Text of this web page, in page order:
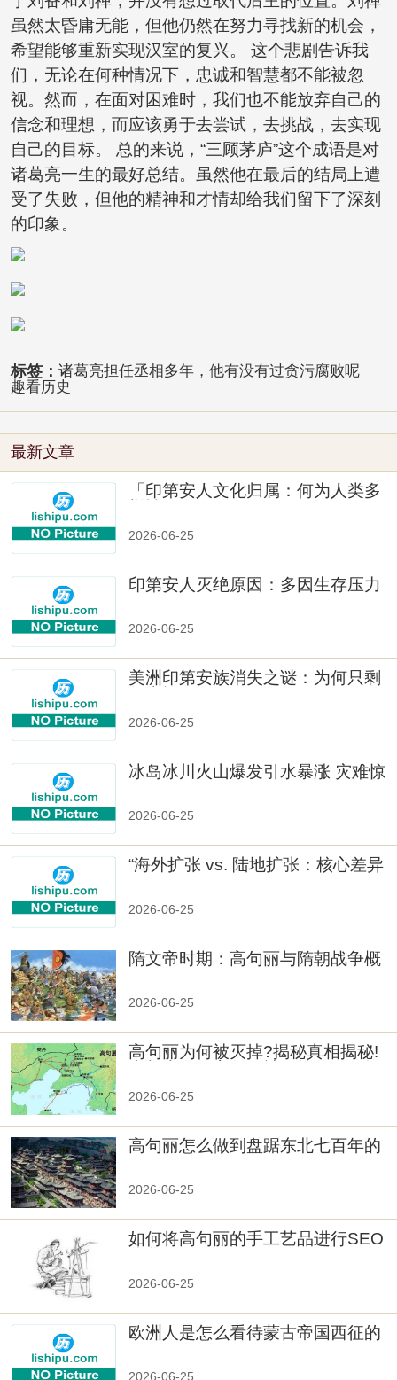
虽然太昏庸无能，但他仍然在努力寻找新的机会，
希望能够重新实现汉室的复兴。 这个悲剧告诉我
们，无论在何种情况下，忠诚和智慧都不能被忽
视。然而，在面对困难时，我们也不能放弃自己的
信念和理想，而应该勇于去尝试，去挑战，去实现
自己的目标。 总的来说，“三顾茅庐”这个成语是对
诸葛亮一生的最好总结。虽然他在最后的结局上遭
受了失败，但他的精神和才情却给我们留下了深刻
的印象。
标签： 诸葛亮担任丞相多年，他有没有过贪污腐败呢
趣看历史
最新文章
「印第安人文化归属：何为人类多
2026-06-25
印第安人灭绝原因：多因生存压力
2026-06-25
美洲印第安族消失之谜：为何只剩
2026-06-25
冰岛冰川火山爆发引水暴涨 灾难惊
2026-06-25
“海外扩张 vs. 陆地扩张：核心差异
2026-06-25
隋文帝时期：高句丽与隋朝战争概
2026-06-25
高句丽为何被灭掉?揭秘真相揭秘!
2026-06-25
高句丽怎么做到盘踞东北七百年的
2026-06-25
如何将高句丽的手工艺品进行SEO
2026-06-25
欧洲人是怎么看待蒙古帝国西征的
2026-06-25